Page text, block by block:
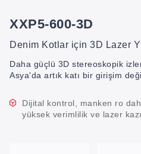
XXP5-600-3D
Denim Kotlar için 3D Lazer
Daha güçlü 3D stereoskopik
Asya'da artık katı bir girişim
Dijital kontrol, manken ro
yüksek verimlilik ve lazer